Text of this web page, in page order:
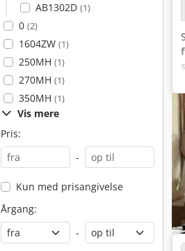
AB1302D (1)
0 (2)
1604ZW (1)
250MH (1)
270MH (1)
350MH (1)
Vis mere
Pris:
-
Kun med prisangivelse
Årgang:
-